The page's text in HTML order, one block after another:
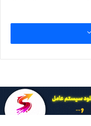
که در اواخر سال ۲۰۲۱ معرفی شد و از شبکه‌ی 4G پشتیبانی
می‌کند. این گوشی با هشت گیگابایت رم و ۱۲۸ یا ۲۵۶ گیگابایت
که اعمال شده، رابط